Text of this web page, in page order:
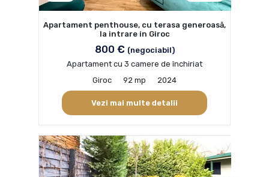
Apartament penthouse, cu terasa generoasă,
la intrare in Giroc
800 € (negociabil)
Apartament cu 3 camere de închiriat
Giroc
92 mp 2024
Vezi mai multe detalii